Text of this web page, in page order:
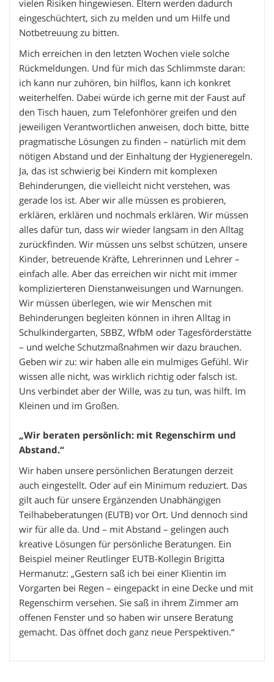
vielen Risiken hingewiesen. Eltern werden dadurch
eingeschüchtert, sich zu melden und um Hilfe und
Notbetreuung zu bitten.
Mich erreichen in den letzten Wochen viele solche
Rückmeldungen. Und für mich das Schlimmste daran:
ich kann nur zuhören, bin hilflos, kann ich konkret
weiterhelfen. Dabei würde ich gerne mit der Faust auf
den Tisch hauen, zum Telefonhörer greifen und den
jeweiligen Verantwortlichen anweisen, doch bitte, bitte
pragmatische Lösungen zu finden – natürlich mit dem
nötigen Abstand und der Einhaltung der Hygieneregeln.
Ja, das ist schwierig bei Kindern mit komplexen
Behinderungen, die vielleicht nicht verstehen, was
gerade los ist. Aber wir alle müssen es probieren,
erklären, erklären und nochmals erklären. Wir müssen
alles dafür tun, dass wir wieder langsam in den Alltag
zurückfinden. Wir müssen uns selbst schützen, unsere
Kinder, betreuende Kräfte, Lehrerinnen und Lehrer –
einfach alle. Aber das erreichen wir nicht mit immer
komplizierteren Dienstanweisungen und Warnungen.
Wir müssen überlegen, wie wir Menschen mit
Behinderungen begleiten können in ihren Alltag in
Schulkindergarten, SBBZ, WfbM oder Tagesförderstätte
– und welche Schutzmaßnahmen wir dazu brauchen.
Geben wir zu: wir haben alle ein mulmiges Gefühl. Wir
wissen alle nicht, was wirklich richtig oder falsch ist.
Uns verbindet aber der Wille, was zu tun, was hilft. Im
Kleinen und im Großen.
„Wir beraten persönlich: mit Regenschirm und
Abstand.“
Wir haben unsere persönlichen Beratungen derzeit
auch eingestellt. Oder auf ein Minimum reduziert. Das
gilt auch für unsere Ergänzenden Unabhängigen
Teilhabeberatungen (EUTB) vor Ort. Und dennoch sind
wir für alle da. Und – mit Abstand – gelingen auch
kreative Lösungen für persönliche Beratungen. Ein
Beispiel meiner Reutlinger EUTB-Kollegin Brigitta
Hermanutz: „Gestern saß ich bei einer Klientin im
Vorgarten bei Regen – eingepackt in eine Decke und mit
Regenschirm versehen. Sie saß in ihrem Zimmer am
offenen Fenster und so haben wir unsere Beratung
gemacht. Das öffnet doch ganz neue Perspektiven.“